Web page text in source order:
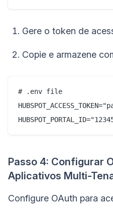
Gere o token de
Copie e armazene
# .env file
Passo 4: Configurar
Aplicativos Multi-
Configure OAuth para